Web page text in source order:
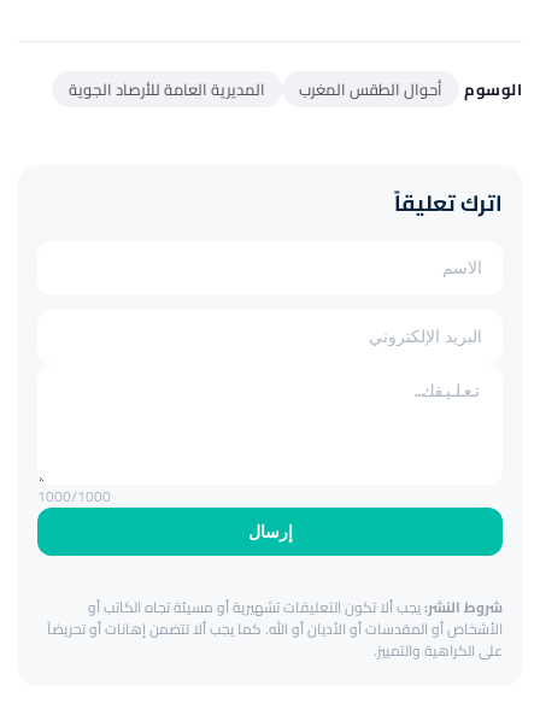
الوسوم أحوال الطقس المغرب المديرية العامة للأرصاد الجوية
اترك تعليقاً
إرسال
1000/1000
شروط النشر:يجب ألا تكون التعليقات تشهيرية أو مسيئة تجاه الكاتب أو
الأشخاص أو المقدسات أو الأديان أو الله. كما يجب ألا تتضمن إهانات أو تحريضاً
على الكراهية والتمييز.